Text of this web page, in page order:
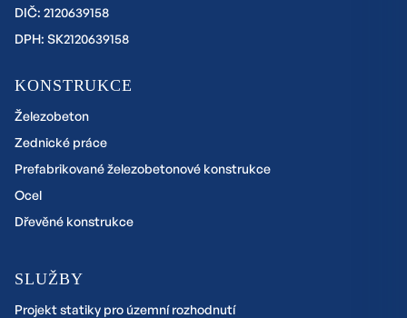
DIČ: 2120639158
DPH: SK2120639158
KONSTRUKCE
Železobeton
Zednické práce
Prefabrikované železobetonové konstrukce
Ocel
Dřevěné konstrukce
SLUŽBY
Projekt statiky pro územní rozhodnutí